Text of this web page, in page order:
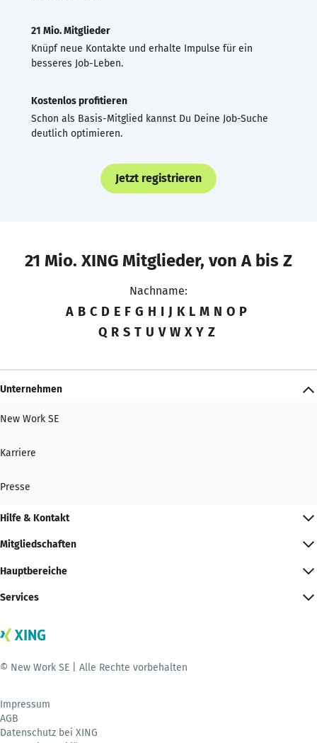
21 Mio. Mitglieder
Knüpf neue Kontakte und erhalte Impulse für ein
besseres Job-Leben.
Kostenlos profitieren
Schon als Basis-Mitglied kannst Du Deine Job-Suche
deutlich optimieren.
Jetzt registrieren
21 Mio. XING Mitglieder, von A bis Z
Nachname:
A B C D E F G H I J K L M N O P
Q R S T U V W X Y Z
Unternehmen
New Work SE
Karriere
Presse
Hilfe & Kontakt
Mitgliedschaften
Hauptbereiche
Services
© New Work SE | Alle Rechte vorbehalten
Impressum
AGB
Datenschutz bei XING